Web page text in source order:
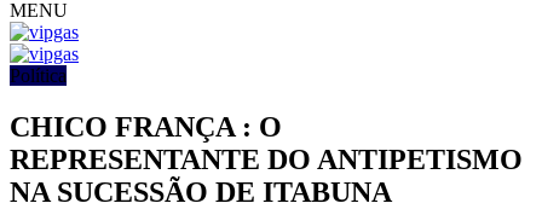
MENU
Política
CHICO FRANÇA : O
REPRESENTANTE DO ANTIPETISMO
NA SUCESSÃO DE ITABUNA